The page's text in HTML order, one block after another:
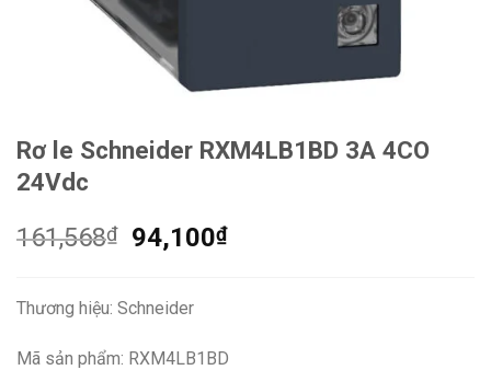
Rơ le Schneider RXM4LB1BD 3A 4CO
24Vdc
161,568₫
Giá
161,568₫.
94,100₫Giá
Thương hiệu: Schneider
Mã sản phẩm: RXM4LB1BD